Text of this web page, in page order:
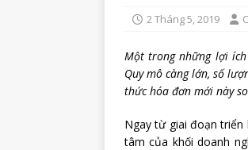
2 Tháng 5, 2019
Một trong những lợi
Quy mô càng lớn, số
thức hóa đơn mới này
Ngay từ giai đoạn triển
tâm của khối doanh